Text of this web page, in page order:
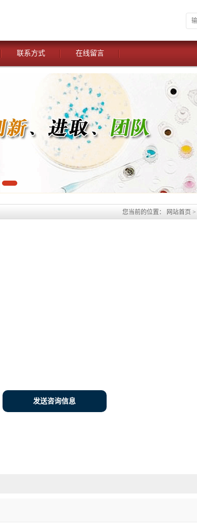
联系方式 在线留言
您当前的位置： 网站首页 >
发送咨询信息